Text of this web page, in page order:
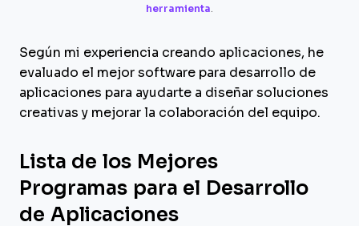
herramienta.
Según mi experiencia creando aplicaciones, he
evaluado el mejor software para desarrollo de
aplicaciones para ayudarte a diseñar soluciones
creativas y mejorar la colaboración del equipo.
Lista de los Mejores
Programas para el Desarrollo
de Aplicaciones